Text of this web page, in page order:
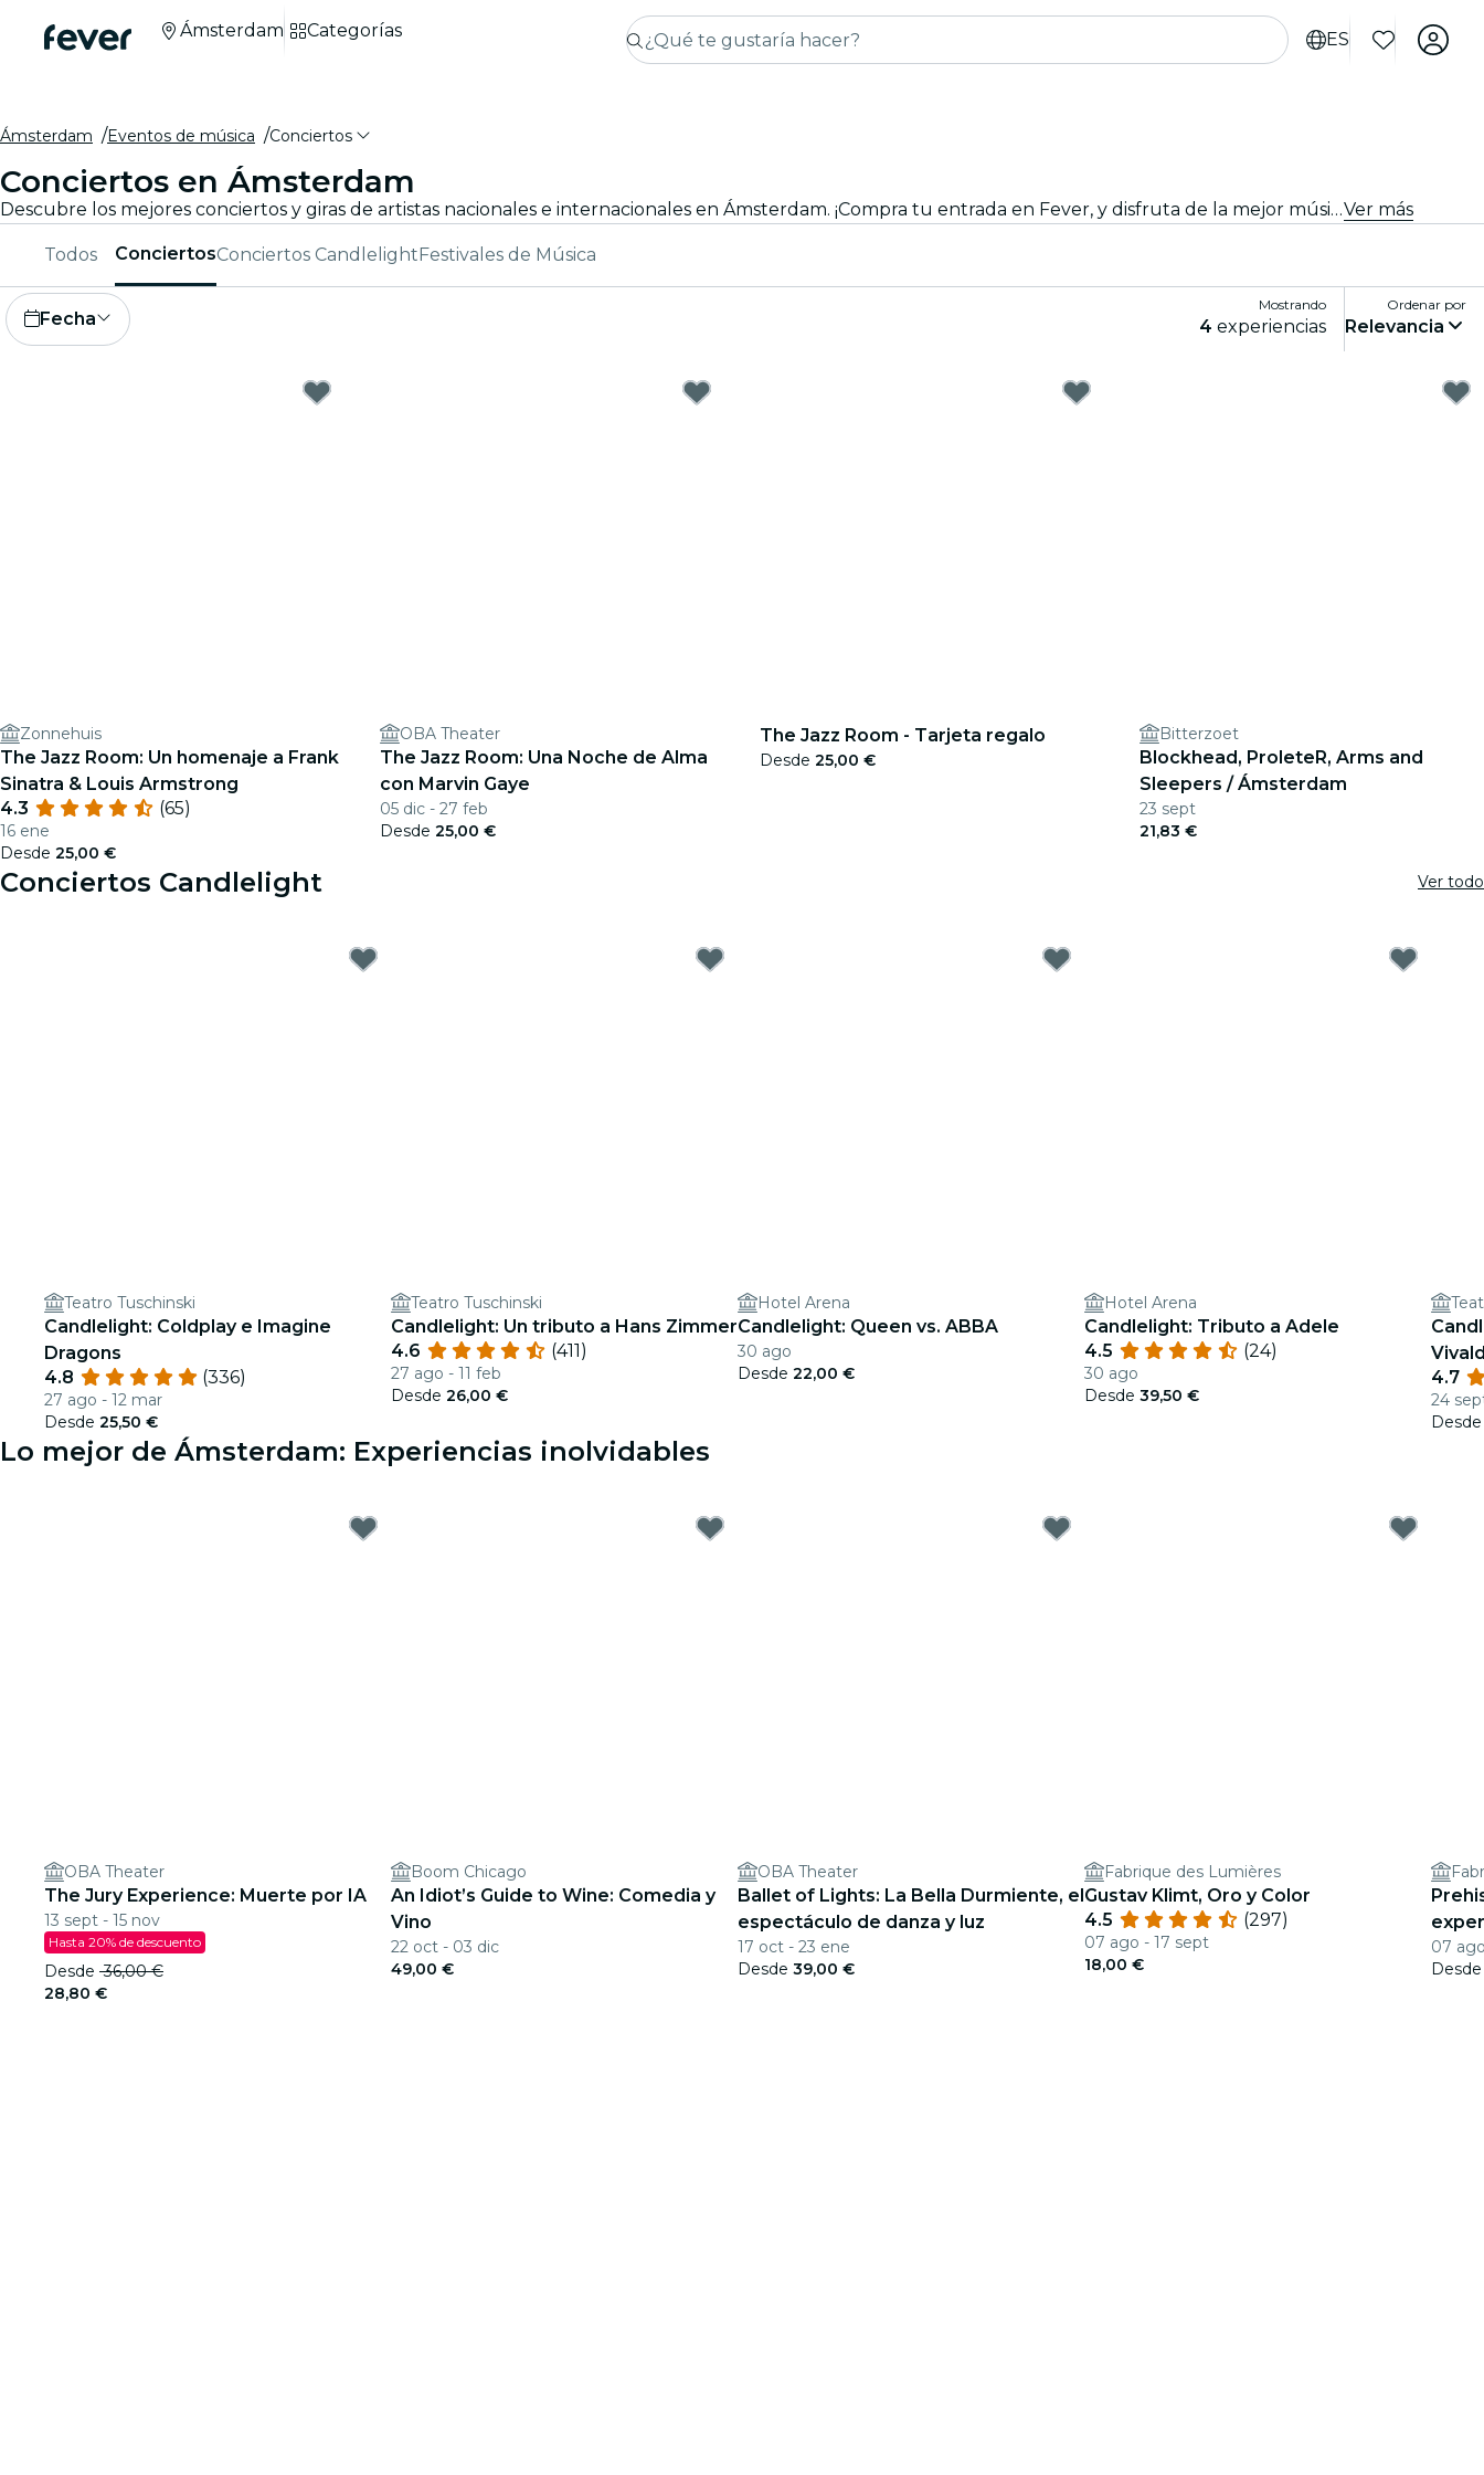
ES
Ámsterdam Categorías
Ámsterdam Eventos de música Conciertos
Conciertos en Ámsterdam
Descubre los mejores conciertos y giras de artistas nacionales e internacionales en Ámsterdam. ¡Compra tu entrada en Fever, y disfruta de la mejor música!Ver más
Todos ConciertosConciertos CandlelightFestivales de Música
Fecha
Mostrando
4 experiencias
Ordenar por
Relevancia
Zonnehuis
The Jazz Room: Un homenaje a Frank
Sinatra & Louis Armstrong
4.3
(65)
16 ene
Desde 25,00 €
OBA Theater
The Jazz Room: Una Noche de Alma
con Marvin Gaye
05 dic - 27 feb
Desde 25,00 €
The Jazz Room - Tarjeta regalo
Desde 25,00 €
Bitterzoet
Blockhead, ProleteR, Arms and
Sleepers / Ámsterdam
23 sept
21,83 €
Conciertos Candlelight Ver todo
Teatro Tuschinski
Candlelight: Coldplay e Imagine
Dragons
4.8
(336)
27 ago - 12 mar
Desde 25,50 €
Teatro Tuschinski
Candlelight: Un tributo a Hans Zimmer
4.6
(411)
27 ago - 11 feb
Desde 26,00 €
Hotel Arena
Candlelight: Queen vs. ABBA
30 ago
Desde 22,00 €
Hotel Arena
Candlelight: Tributo a Adele
4.5
(24)
30 ago
Desde 39,50 €
4.7
24
Lo mejor de Ámsterdam: Experiencias inolvidables
OBA Theater
The Jury Experience: Muerte por IA
13 sept - 15 nov
Hasta 20% de descuento
Desde 36,00 €
28,80 €
Boom Chicago
An Idiot’s Guide to Wine: Comedia y
Vino
22 oct - 03 dic
49,00 €
OBA Theater
Ballet of Lights: La Bella Durmiente, el
espectáculo de danza y luz
17 oct - 23 ene
Desde 39,00 €
Fabrique des Lumières
Gustav Klimt, Oro y Color
4.5
(297)
07 ago - 17 sept
18,00 €
07